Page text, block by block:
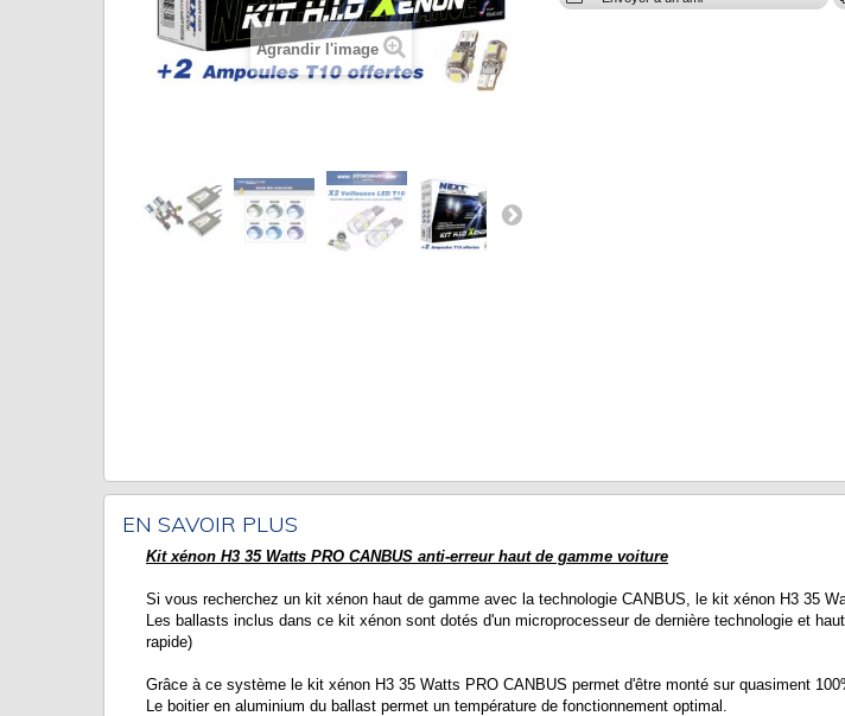
Agrandir l'image
EN SAVOIR PLUS
Kit xénon H3 35 Watts PRO CANBUS anti-erreur haut de gamme voiture
Si vous recherchez un kit xénon haut de gamme avec la technologie CANBUS, le kit xénon H3 35
Les ballasts inclus dans ce kit xénon sont dotés d'un microprocesseur de dernière technologie et
rapide)
Grâce à ce système le kit xénon H3 35 Watts PRO CANBUS permet d'être monté sur quasiment
Le boitier en aluminium du ballast permet un température de fonctionnement optimal.